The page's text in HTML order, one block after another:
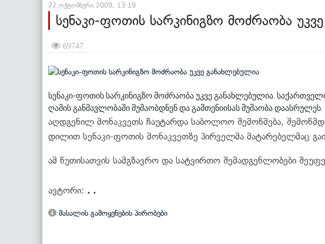
22 ოქტომბერი 2009, 13:19
სენაკი-ფოთის სარკინიგზო მოძრაობა
69747
სენაკი-ფოთის სარკინიგზო მოძრაობა უკვე განახლებულია.
ღამის განმავლობაში მუშაობდნენ და გამთენიისას მუშაობა დაასრულეს.
აღდგენილ მონაკვეთს ჩაუტარდა საბოლოო შემოწმება,
დილით სენაკი-ფოთის მონაკვეთზე პირველმა მატარებელმაც
ამ წუთისათვის სამგზავრო და სატვირთო შემადგენლობები
ავტორი: . .
მასალის გამოყენების პირობები